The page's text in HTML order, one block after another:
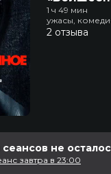
1 ч 49 мин
ужасы,
2 отзыва
не
завтра в 23:00